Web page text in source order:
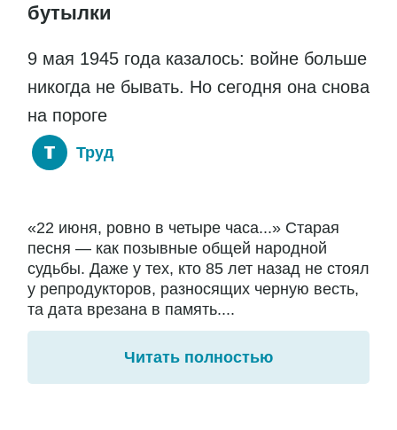
бутылки
9 мая 1945 года казалось: войне больше
никогда не бывать. Но сегодня она снова
на пороге
Труд
«22 июня, ровно в четыре часа...» Старая
песня — как позывные общей народной
судьбы. Даже у тех, кто 85 лет назад не стоял
у репродукторов, разносящих черную весть,
та дата врезана в память....
Читать полностью